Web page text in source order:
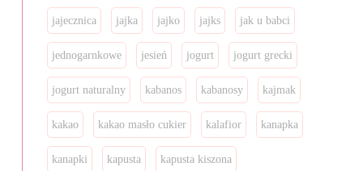
jajecznica jajka jajko jajks jak u babci
jednogarnkowe jesień jogurt jogurt grecki
jogurt naturalny kabanos kabanosy kajmak
kakao kakao masło cukier kalafior kanapka
kanapki kapusta kapusta kiszona